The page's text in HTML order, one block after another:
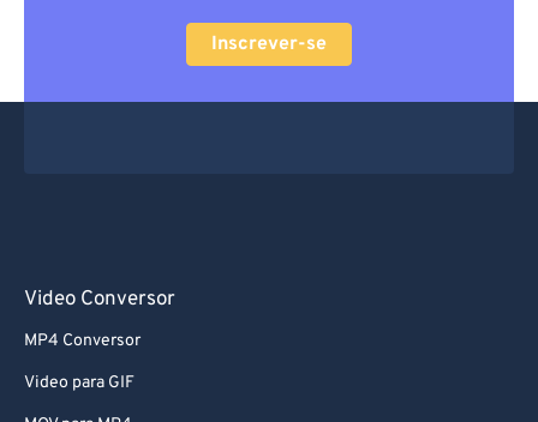
Inscrever-se
Video Conversor
MP4 Conversor
Video para GIF